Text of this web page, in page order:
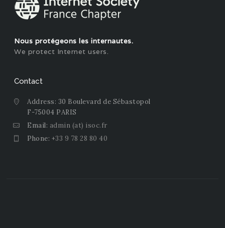
Nous protégeons les internautes.
We protect Internet users.
Contact
Address: 30 Boulevard de Sébastopol
F-75004 PARIS
Email: admin (at) isoc.fr
Phone: +33 9 78 28 80 40